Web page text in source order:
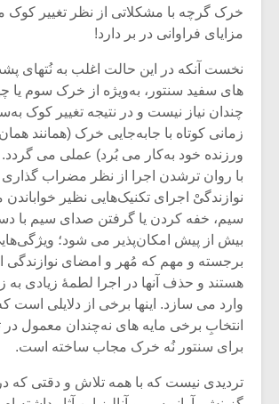
خرک گرچه با مشکلاتی از نظر تغییر کوک
مزایای فراوانی در بر دارد!
نخست آنکه در این حالت اغلب به نُت‏های
های سفید سنتور، به‌ویژه از خرک سوم یا
چندان نیاز نیست و در نتیجه تغییر کوک
زمانی کوتاه با جابه‌جایی خرک (همانند
ورزنده خود به‌کار می‏ بُرد) عملی می
با روان ‏ترشدن اجرا از نظر مضراب‏ گذاری
نوازندگیْ اجرای تکنیک‌هایی نظیر
سیم، خفه ‏کردن یا گرفتن صدای سیم
بیش از پیش امکان‌پذیر می‏ شود؛
برجسته و مهم که مُهر و امضای نوازندگی
هستند و حذف آنها در اجرا لطمۀ زیادی به
وارد می‏ سازد. اینها برخی از دلایلی است
انتخابِ برخی مایه‏ های نه‌چندان معمول
برای سنتور نُه ‏خرک مجاب ساخته است.
تردیدی نیست که با همه تلاش و دقتی که
یادداشتی بر موسیقی
متن فیلم «متری
اگر نمی توانی
مشهورترین باشی،
بدنام ترین باش